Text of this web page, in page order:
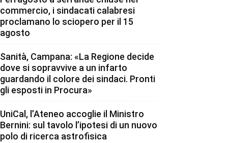
commercio, i sindacati calabresi
proclamano lo sciopero per il 15
agosto
Sanità, Campana: «La Regione decide
dove si sopravvive a un infarto
guardando il colore dei sindaci. Pronti
gli esposti in Procura»
UniCal, l’Ateneo accoglie il Ministro
Bernini: sul tavolo l’ipotesi di un nuovo
polo di ricerca astrofisica